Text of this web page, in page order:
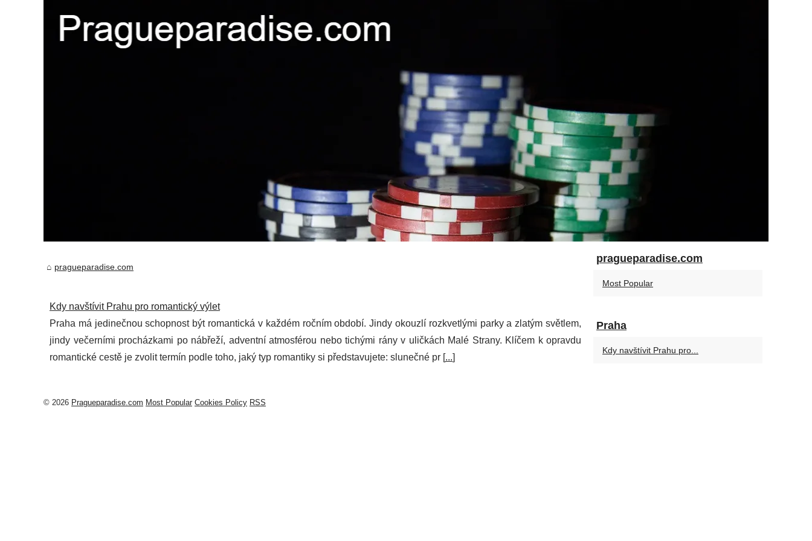
pragueparadise.com
Kdy navštívit Prahu pro romantický výlet
Praha má jedinečnou schopnost být romantická v každém ročním období. Jindy okouzlí rozkvetlými parky a zlatým světlem,
jindy večerními procházkami po nábřeží, adventní atmosférou nebo tichými rány v uličkách Malé Strany. Klíčem k opravdu
romantické cestě je zvolit termín podle toho, jaký typ romantiky si představujete: slunečné pr [...]
pragueparadise.com
Most Popular
Praha
Kdy navštívit Prahu pro...
© 2026 Pragueparadise.com Most Popular Cookies Policy RSS